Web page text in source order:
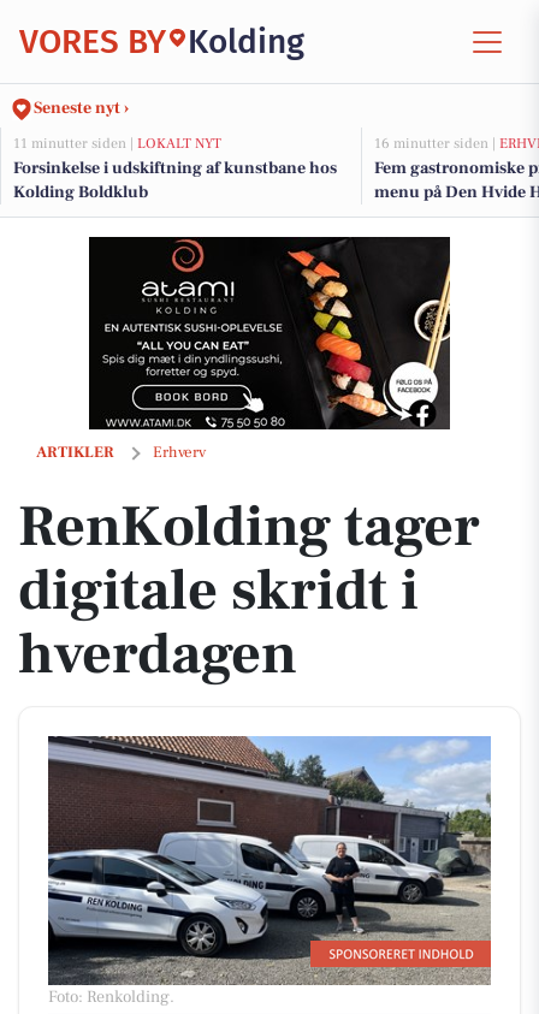
VORES BY Kolding
Seneste nyt ›
11 minutter siden | LOKALT NYT
Forsinkelse i udskiftning af kunstbane hos
Kolding Boldklub
16 minutter siden |
Fem gastronomiske
menu på Den Hvide
ARTIKLER Erhverv
RenKolding tager digitale skridt i hverdagen
RenKolding tager
digitale skridt i
hverdagen
Foto: Renkolding.